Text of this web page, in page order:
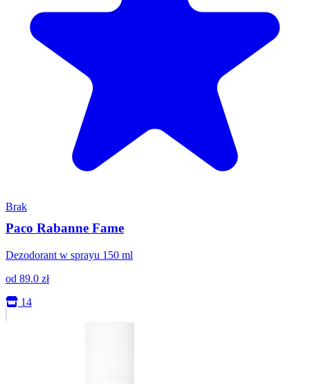
Brak
Paco Rabanne Fame
Dezodorant w sprayu 150 ml
od 89.0 zł
14